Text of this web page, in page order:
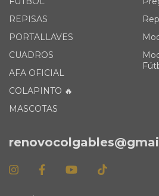
REPISAS
PORTALLAVES
CUADROS
AFA OFICIAL
COLAPINTO 🔥
MASCOTAS